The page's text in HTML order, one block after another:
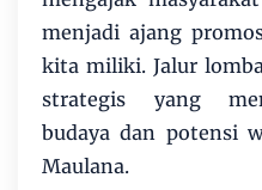
menjadi ajang
kita miliki. Jalur
strategis yang
budaya dan potensi
Maulana.